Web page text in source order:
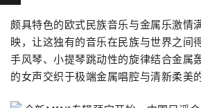
颇具特色的欧式民族音乐与金属乐激情
映，让这独有的音乐在民族与世界之间
手风琴、小提琴跳动性的旋律结合金属
的女声交织于极端金属唱腔与清新柔美